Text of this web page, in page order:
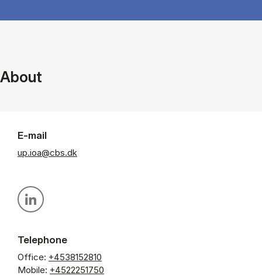
About
E-mail
up.ioa@cbs.dk
Personal linkedin profile
Telephone
Office: +4538152810
Mobile: +4522251750